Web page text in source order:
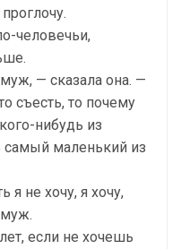
человечьи,
— сказала она. —
съесть, то почему
нибудь из
самый маленький из
я не хочу, я хочу,
если не хочешь